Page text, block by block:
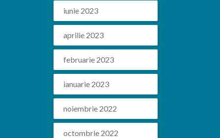
iunie 2023
aprilie 2023
februarie 2023
ianuarie 2023
noiembrie 2022
octombrie 2022